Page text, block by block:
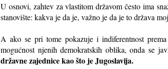
U osnovi, zahtev za vlastitom državom često ima
stanovište: kakva je da je, važno je da je to država
A ako se pri tome pokazuje i indiferentnost
mogućnost njenih demokratskih oblika, onda se
državne zajednice kao što je Jugoslavija.